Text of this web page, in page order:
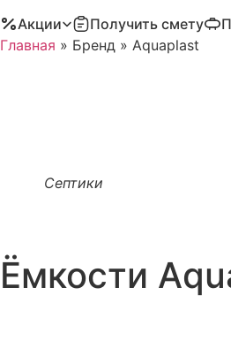
Акции
Получить смету
Главная » Бренд » Aquaplast
Септики
Ёмкости